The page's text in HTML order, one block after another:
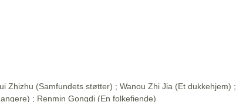
Zhizhu (Samfundets støtter) ; Wanou Zhi Jia (Et dukkehjem) ;
; Renmin Gongdi (En folkefiende)